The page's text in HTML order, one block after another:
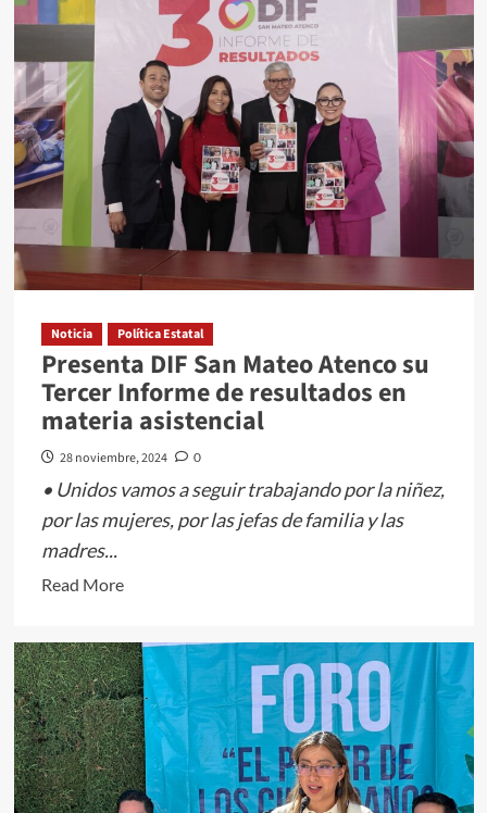
DEJÓ
BRILLAR
AL
AMÉRICA
LIGUILLA
Noticia Política Estatal
Presenta DIF San Mateo Atenco su
Tercer Informe de resultados en
materia asistencial
28 noviembre, 2024 0
• Unidos vamos a seguir trabajando por la niñez,
por las mujeres, por las jefas de familia y las
madres...
Read MoreRead
about
Presenta
DIF
San
Mateo
Atenco
su